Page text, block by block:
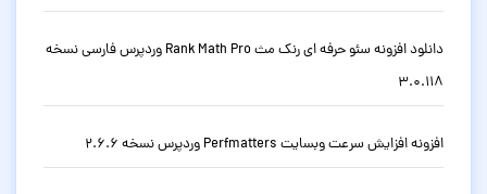
دانلود افزونه سئو حرفه ای رنک مث Rank Math Pro وردپرس فارسی نسخه
3.0.118
افزونه افزایش سرعت وبسایت Perfmatters وردپرس نسخه 2.6.6